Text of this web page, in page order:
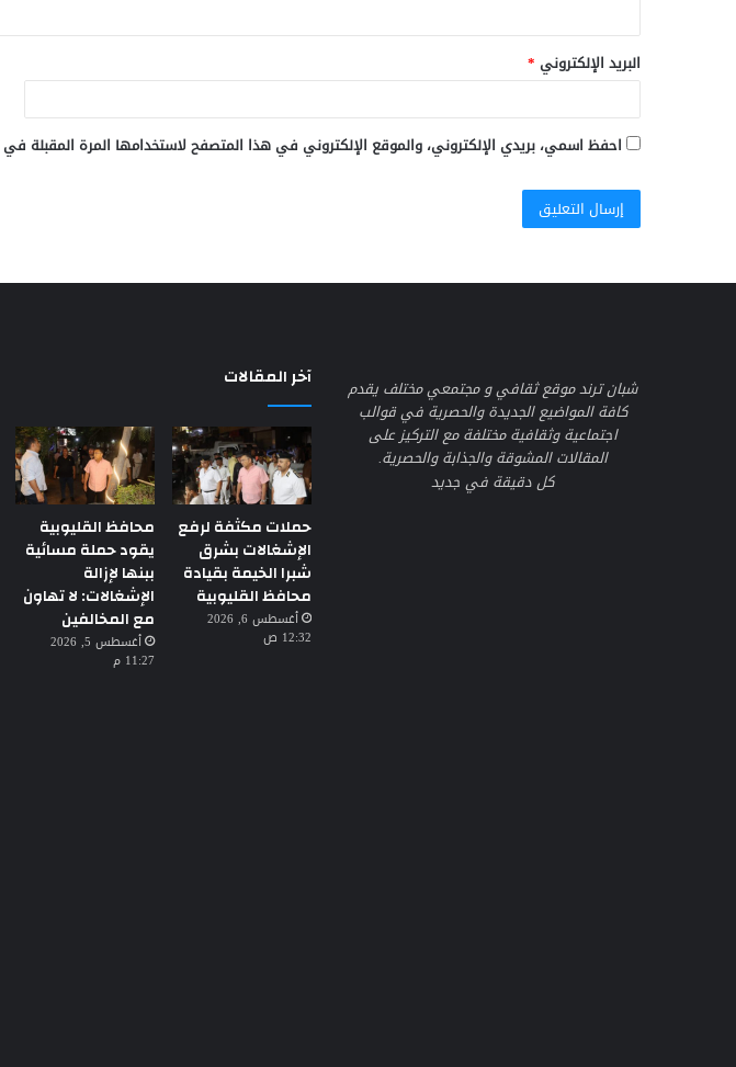
البريد الإلكتروني *
احفظ اسمي، بريدي الإلكتروني، والموقع الإلكتروني في هذا المتصفح لاستخدامها المرة المقبلة
شبان ترند موقع ثقافي و مجتمعي مختلف يقدم
كافة المواضيع الجديدة والحصرية في قوالب
اجتماعية وثقافية مختلفة مع التركيز على
المقالات المشوقة والجذابة والحصرية.
كل دقيقة في جديد
آخر المقالات
حملات مكثفة لرفع
الإشغالات بشرق
شبرا الخيمة بقيادة
محافظ القليوبية
أغسطس 6, 2026
12:32 ص
محافظ القليوبية
يقود حملة مسائية
ببنها لإزالة
الإشغالات: لا تهاون
مع المخالفين
أغسطس 5, 2026
11:27 م